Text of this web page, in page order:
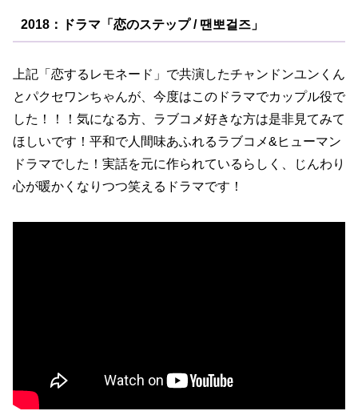
2018：ドラマ「恋のステップ / 땐뽀걸즈」
上記「恋するレモネード」で共演したチャンドンユンくん
とパクセワンちゃんが、今度はこのドラマでカップル役で
した！！！気になる方、ラブコメ好きな方は是非見てみて
ほしいです！平和で人間味あふれるラブコメ&ヒューマン
ドラマでした！実話を元に作られているらしく、じんわり
心が暖かくなりつつ笑えるドラマです！